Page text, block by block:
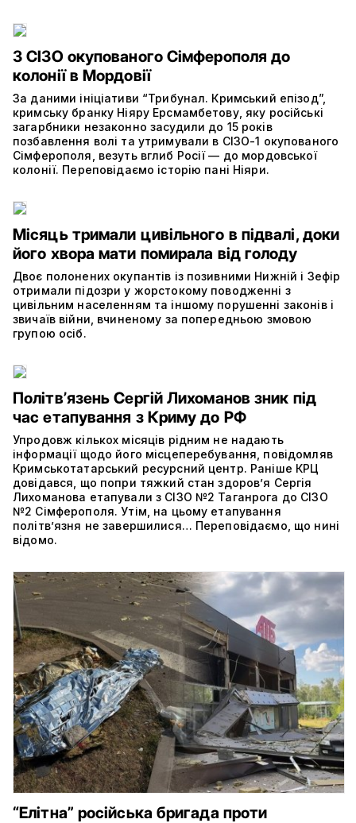
З СІЗО окупованого Сімферополя до
колонії в Мордовії
За даними ініціативи “Трибунал. Кримський епізод”,
кримську бранку Ніяру Ерсмамбетову, яку російські
загарбники незаконно засудили до 15 років
позбавлення волі та утримували в СІЗО-1 окупованого
Сімферополя, везуть вглиб Росії — до мордовської
колонії. Переповідаємо історію пані Ніяри.
Місяць тримали цивільного в підвалі, доки
його хвора мати помирала від голоду
Двоє полонених окупантів із позивними Нижній і Зефір
отримали підозри у жорстокому поводженні з
цивільним населенням та іншому порушенні законів і
звичаїв війни, вчиненому за попередньою змовою
групою осіб.
Політвʼязень Сергій Лихоманов зник під
час етапування з Криму до РФ
Упродовж кількох місяців рідним не надають
інформації щодо його місцеперебування, повідомляв
Кримськотатарський ресурсний центр. Раніше КРЦ
довідався, що попри тяжкий стан здоров’я Сергія
Лихоманова етапували з СІЗО №2 Таганрога до СІЗО
№2 Сімферополя. Утім, на цьому етапування
політвʼязня не завершилися… Переповідаємо, що нині
відомо.
“Елітна” російська бригада проти